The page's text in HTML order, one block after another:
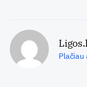
Plačiau